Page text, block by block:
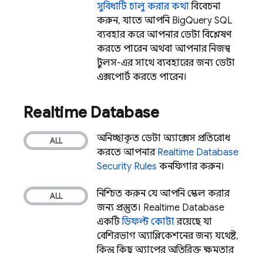
সুবিধাটি চালু করার কথাবিবেচনা
করুন, যাতে আপনি BigQuery SQL
ব্যবহার করে আপনার ডেটা বিশ্লেষণ
করতে পারেন অথবা আপনার নিজস্ব
টুলস-এর সাথে ব্যবহারের জন্য ডেটা
এক্সপোর্ট করতে পারেন।
Realtime Database
অনিচ্ছাকৃত ডেটা অ্যাক্সেস প্রতিরোধ
করতে আপনার Realtime Database
Security Rules কনফিগার করুন।
নিশ্চিত করুন যে আপনি স্কেল করার
জন্য প্রস্তুত। Realtime Database
একটিডিফল্ট কোটারয়েছে যা
বেশিরভাগ অ্যাপ্লিকেশনের জন্য যথেষ্ট,
কিন্তু কিছু অ্যাপের অতিরিক্ত ক্ষমতার